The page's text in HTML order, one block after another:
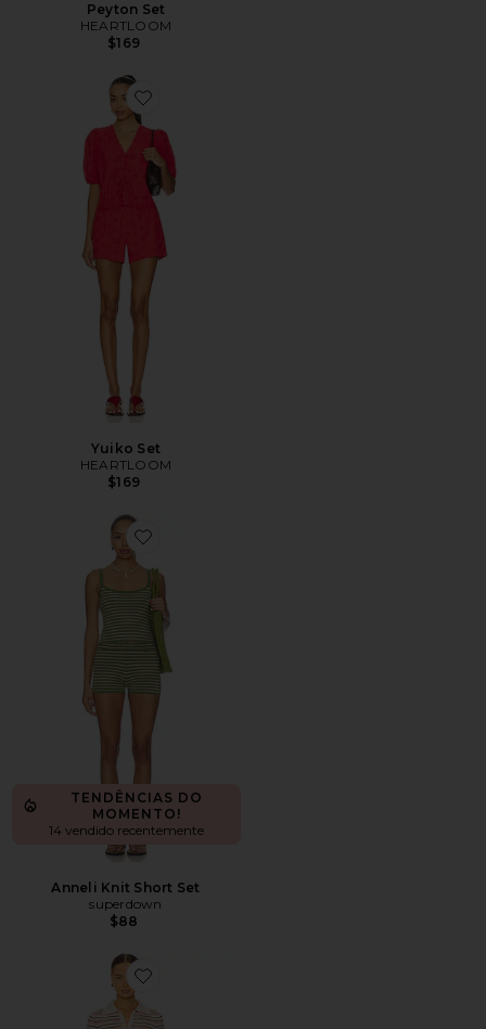
Peyton Set
HEARTLOOM
$169
Favorite Yuiko Set
Yuiko Set
HEARTLOOM
$169
Favorite Anneli Knit Short Set
TENDÊNCIAS DO
MOMENTO!
14 vendido recentemente
Anneli Knit Short Set
superdown
$88
Favorite Dorah Short Set